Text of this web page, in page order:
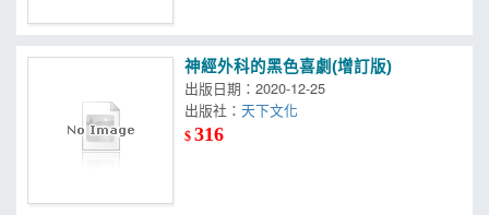
神經外科的黑色喜劇(增訂版)
出版日期：2020-12-25
出版社：天下文化
$316